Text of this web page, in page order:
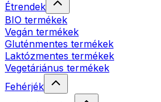
Étrendek
BIO termékek
Vegán termékek
Gluténmentes termékek
Laktózmentes termékek
Vegetáriánus termékek
Fehérjék